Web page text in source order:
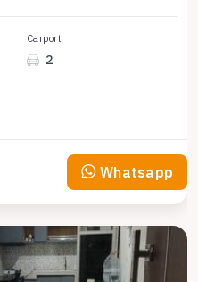
Carport
2
Whatsapp